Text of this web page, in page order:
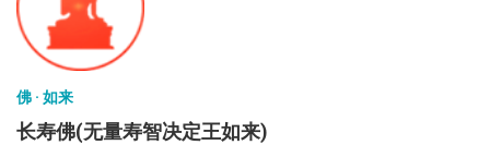
佛 · 如来
长寿佛(无量寿智决定王如来)